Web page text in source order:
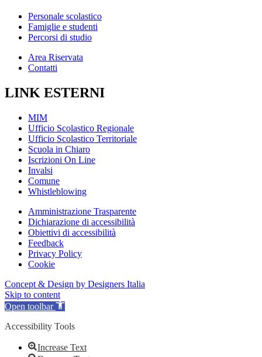
Personale scolastico
Famiglie e studenti
Percorsi di studio
Area Riservata
Contatti
LINK ESTERNI
MIM
Ufficio Scolastico Regionale
Ufficio Scolastico Territoriale
Scuola in Chiaro
Iscrizioni On Line
Invalsi
Comune
Whistleblowing
Amministrazione Trasparente
Dichiarazione di accessibilità
Obiettivi di accessibilità
Feedback
Privacy Policy
Cookie
Concept & Design by Designers Italia
Skip to content
Open toolbar
Accessibility Tools
Increase Text